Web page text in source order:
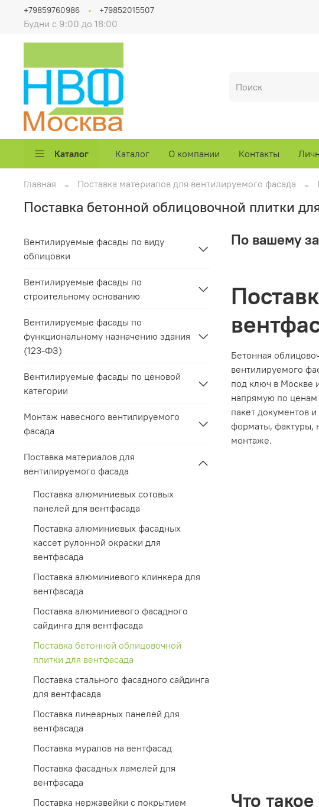
Будни с 9:00 до 18:00
+79859760986 +79852015507
Каталог Каталог О компании Контакты
Главная Поставка материалов для вентилируемого фасада
Поставка бетонной облицовочной плитки
По вашему
Бетонная
вентилируемого
под ключ в Москве
напрямую по ценам
пакет документов
форматы, фактуры,
монтаже.
Что
Вентилируемые фасады по виду
облицовки
Вентилируемые фасады по
строительному основанию
Вентилируемые фасады по
функциональному назначению здания
(123-ФЗ)
Вентилируемые фасады по ценовой
категории
Монтаж навесного вентилируемого
фасада
Поставка материалов для
вентилируемого фасада
Поставка алюминиевых сотовых
панелей для вентфасада
Поставка алюминиевых фасадных
кассет рулонной окраски для
вентфасада
Поставка алюминиевого клинкера для
вентфасада
Поставка алюминиевого фасадного
сайдинга для вентфасада
Поставка бетонной облицовочной
плитки для вентфасада
Поставка стального фасадного сайдинга
для вентфасада
Поставка линеарных панелей для
вентфасада
Поставка муралов на вентфасад
Поставка фасадных ламелей для
вентфасада
Поставка нержавейки с покрытием